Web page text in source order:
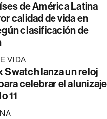
de América Latina
calidad de vida en
clasificación de
VIDA
Swatch lanza un reloj
celebrar el alunizaje
11